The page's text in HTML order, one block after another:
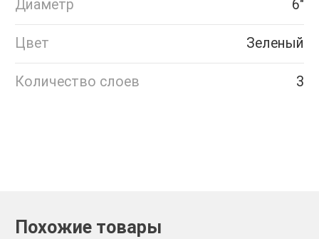
Диаметр 6"
Цвет Зеленый
Количество слоев 3
Похожие товары